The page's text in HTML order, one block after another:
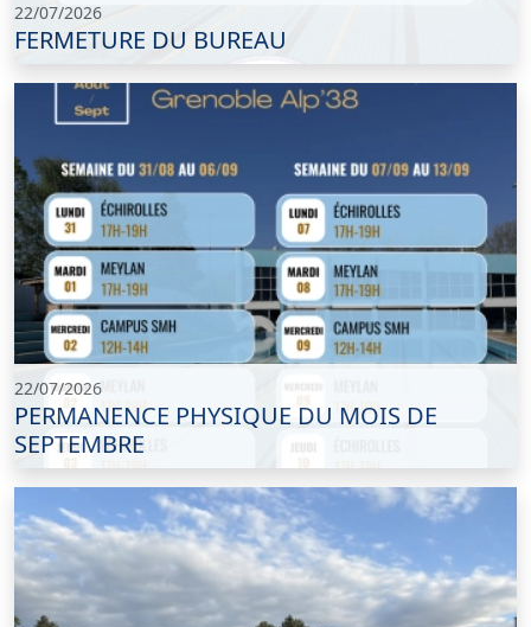
22/07/2026
FERMETURE DU BUREAU
22/07/2026
PERMANENCE PHYSIQUE DU MOIS DE
SEPTEMBRE